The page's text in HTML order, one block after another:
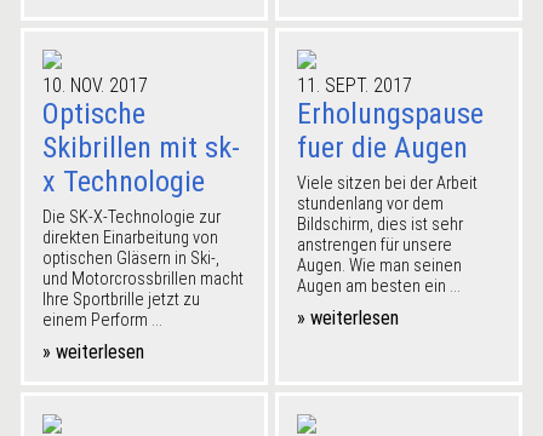
10. NOV. 2017
Optische
Skibrillen mit sk-
x Technologie
Die SK-X-Technologie zur
direkten Einarbeitung von
optischen Gläsern in Ski-,
und Motorcrossbrillen macht
Ihre Sportbrille jetzt zu
einem Perform ...
» weiterlesen
11. SEPT. 2017
Erholungspause
fuer die Augen
Viele sitzen bei der Arbeit
stundenlang vor dem
Bildschirm, dies ist sehr
anstrengen für unsere
Augen. Wie man seinen
Augen am besten ein ...
» weiterlesen